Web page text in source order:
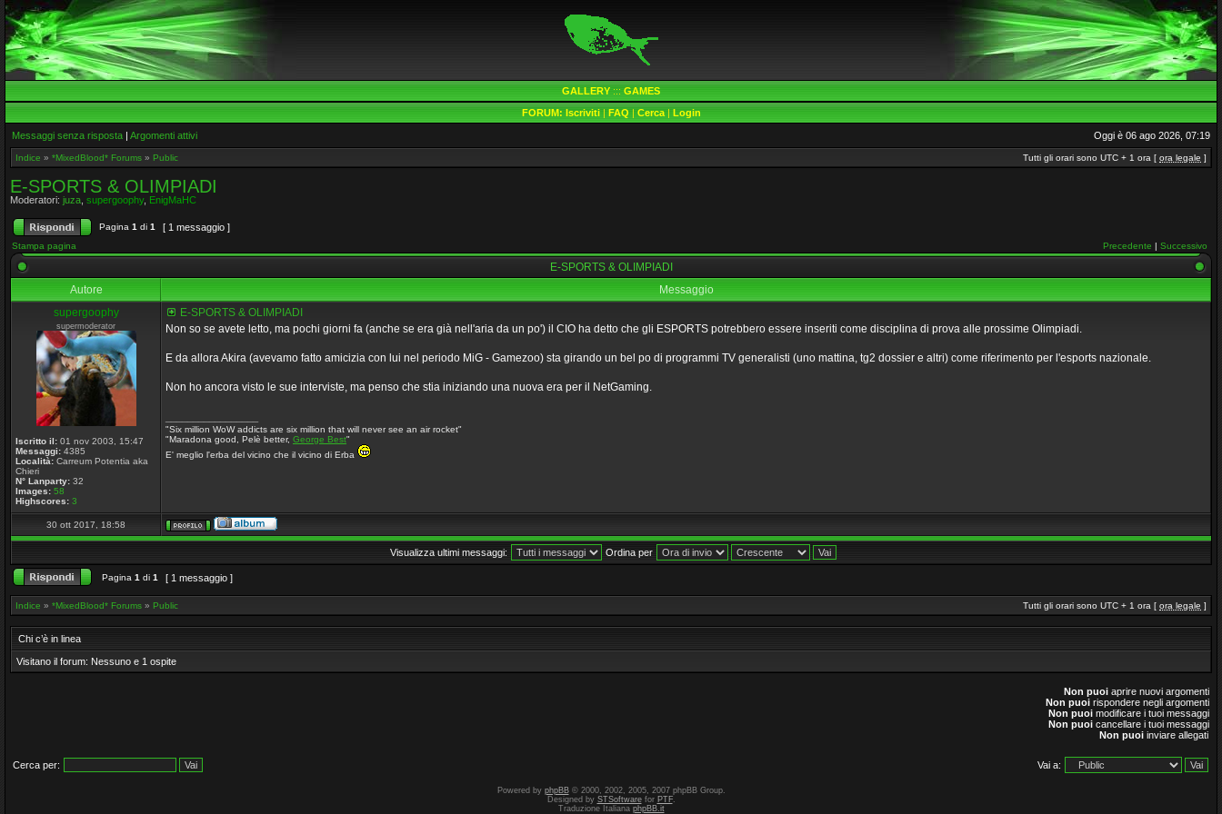
GALLERY ::: GAMES
FORUM: Iscriviti| FAQ | Cerca| Login
Messaggi senza risposta | Argomenti attivi Oggi è 06 ago 2026, 07:19
Indice » *MixedBlood* Forums » Public Tutti gli orari sono UTC + 1 ora [ ora legale ]
E-SPORTS & OLIMPIADI
Moderatori: juza supergoophy, EnigMaHC
Pagina 1 di 1 [ 1 messaggio ]
Stampa pagina Precedente | Successivo
E-SPORTS & OLIMPIADI
Autore
Messaggio
supergoophy
supermoderator
Iscritto il: 01 nov 2003, 15:47
Messaggi: 4385
Località: Carreum Potentia aka
Chieri
N° Lanparty: 32
Images: 58
Highscores: 3
E-SPORTS & OLIMPIADI
Non so se avete letto, ma pochi giorni fa (anche se era già nell'aria da un po') il CIO ha detto che gli ESPORTS potrebbero essere inseriti come disciplina di prova alle prossime Olimpiadi.
E da allora Akira (avevamo fatto amicizia con lui nel periodo MiG - Gamezoo) sta girando un bel po di programmi TV generalisti (uno mattina, tg2 dossier e altri) come riferimento per l'esports nazionale.
Non ho ancora visto le sue interviste, ma penso che stia iniziando una nuova era per il NetGaming.
"Six million WoW addicts are six million that will never see an air rocket"
"Maradona good, Pelè better, George Best"
E' meglio l'erba del vicino che il vicino di Erba
30 ott 2017, 18:58
Visualizza ultimi messaggi: Ordina per
Pagina 1 di 1 [ 1 messaggio ]
Indice » *MixedBlood* Forums » Public Tutti gli orari sono UTC + 1 ora [ ora legale ]
Chi c’è in linea
Visitano il forum: Nessuno e 1 ospite
Non puoi aprire nuovi argomenti
Non puoi rispondere negli argomenti
Non puoi modificare i tuoi messaggi
Non puoi cancellare i tuoi messaggi
Non puoi inviare allegati
Cerca per: Vai a:
Powered by phpBB© 2000, 2002, 2005, 2007 phpBB Group.
Designed by STSoftwarefor PTF.
Traduzione Italiana phpBB.it